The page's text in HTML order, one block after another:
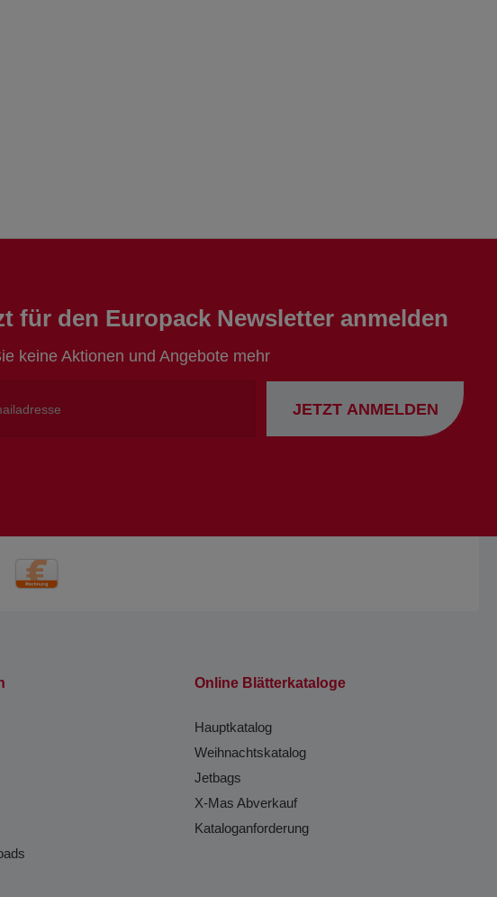
für den Europack Newsletter anmelden
keine Aktionen und Angebote mehr
JETZT ANMELDEN
Online Blätterkataloge
Hauptkatalog
Weihnachtskatalog
Jetbags
X-Mas Abverkauf
Kataloganforderung